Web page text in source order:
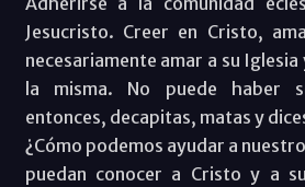
Jesucristo. Creer en Cristo,
necesariamente amar a su
la misma. No puede haber
entonces, decapitas, matas y
¿Cómo podemos ayudar a
puedan conocer a Cristo y a